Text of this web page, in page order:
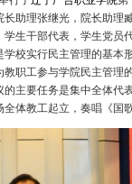
助理张继光，院长助理
生干部代表，学生党员
校实行民主管理的基本
职工参与学院民主管理
主要任务是集中全体代
体教工起立，奏唱《国